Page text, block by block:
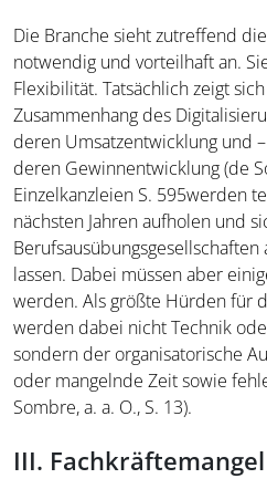
Die Branche sieht zutreffend
notwendig und vorteilhaft an.
Flexibilität. Tatsächlich zeigt
Zusammenhang des
deren Umsatzentwicklung und
deren Gewinnentwicklung (de
Einzelkanzleien S. 595werden
nächsten Jahren aufholen und
Berufsausübungsgesellschaften
lassen. Dabei müssen aber
werden. Als größte Hürden für
werden dabei nicht Technik
sondern der organisatorische
oder mangelnde Zeit sowie
Sombre, a. a. O., S. 13).
III. Fachkräftemangel